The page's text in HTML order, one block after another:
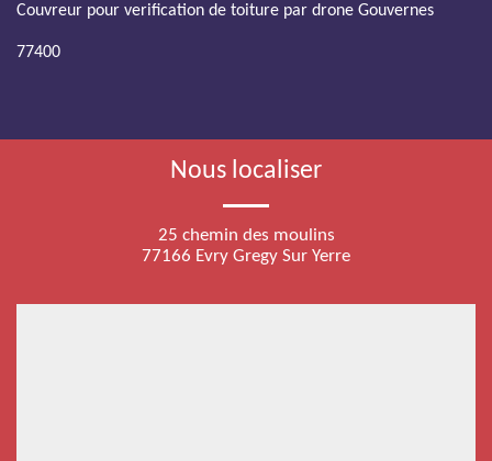
Couvreur pour verification de toiture par drone Gouvernes
77400
Nous localiser
25 chemin des moulins
77166 Evry Gregy Sur Yerre